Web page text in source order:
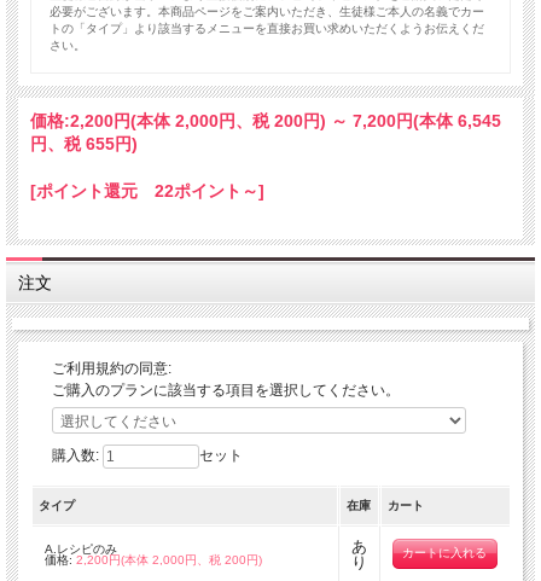
必要がございます。本商品ページをご案内いただき、生徒様ご本人の名義でカー
トの「タイプ」より該当するメニューを直接お買い求めいただくようお伝えくだ
さい。
価格:2,200円(本体 2,000円、税 200円) ～ 7,200円(本体 6,545
円、税 655円)
[ポイント還元 22ポイント～]
注文
ご利用規約の同意:
ご購入のプランに該当する項目を選択してください。
購入数: セット
タイプ 在庫 カート
A.レシピのみ
価格: 2,200円(本体 2,000円、税 200円)
あ
り